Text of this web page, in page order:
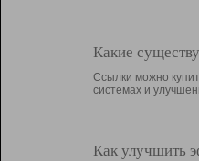
Какие
Ссылки можно
системах и
Как улучшить